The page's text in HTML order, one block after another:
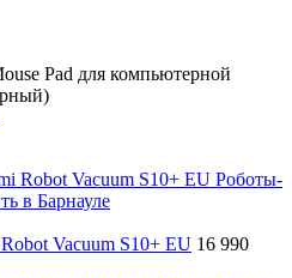
Pad для компьютерной
Vacuum S10+ EU 16 990